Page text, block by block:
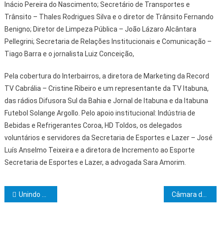
Inácio Pereira do Nascimento; Secretário de Transportes e
Trânsito – Thales Rodrigues Silva e o diretor de Trânsito Fernando
Benigno; Diretor de Limpeza Pública – João Lázaro Alcântara
Pellegrini; Secretaria de Relações Institucionais e Comunicação –
Tiago Barra e o jornalista Luiz Conceição,
Pela cobertura do Interbairros, a diretora de Marketing da Record
TV Cabrália – Cristine Ribeiro e um representante da TV Itabuna,
das rádios Difusora Sul da Bahia e Jornal de Itabuna e da Itabuna
Futebol Solange Argollo. Pelo apoio institucional: Indústria de
Bebidas e Refrigerantes Coroa, HD Toldos, os delegados
voluntários e servidores da Secretaria de Esportes e Lazer – José
Luís Anselmo Teixeira e a diretora de Incremento ao Esporte
Secretaria de Esportes e Lazer, a advogada Sara Amorim.
Navegação de Post
Unindo Saúde e Agricultura Familiar corrida reúne atletas e amantes do esporte em Salvador